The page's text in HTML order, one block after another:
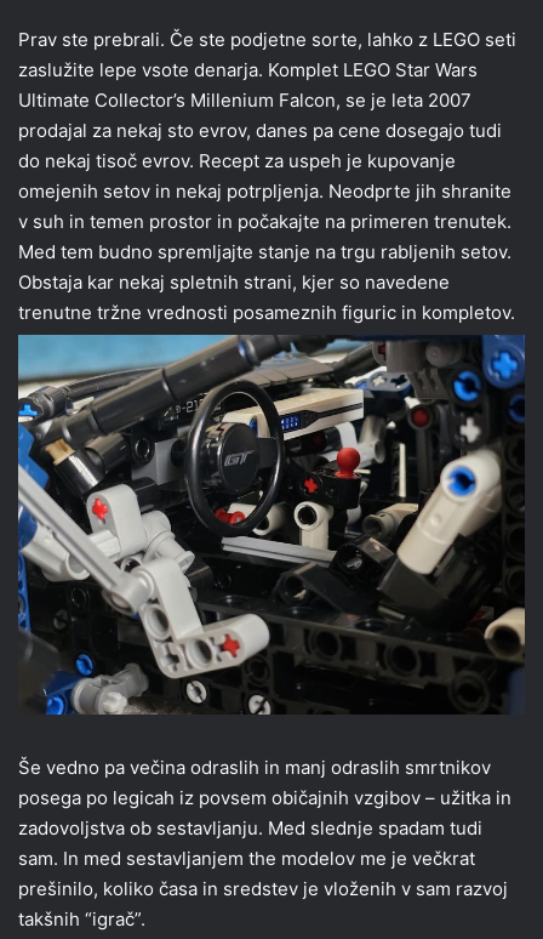
Prav ste prebrali. Če ste podjetne sorte, lahko z LEGO seti
zaslužite lepe vsote denarja. Komplet LEGO Star Wars
Ultimate Collector’s Millenium Falcon, se je leta 2007
prodajal za nekaj sto evrov, danes pa cene dosegajo tudi
do nekaj tisoč evrov. Recept za uspeh je kupovanje
omejenih setov in nekaj potrpljenja. Neodprte jih shranite
v suh in temen prostor in počakajte na primeren trenutek.
Med tem budno spremljajte stanje na trgu rabljenih setov.
Obstaja kar nekaj spletnih strani, kjer so navedene
trenutne tržne vrednosti posameznih figuric in kompletov.
Še vedno pa večina odraslih in manj odraslih smrtnikov
posega po legicah iz povsem običajnih vzgibov – užitka in
zadovoljstva ob sestavljanju. Med slednje spadam tudi
sam. In med sestavljanjem the modelov me je večkrat
prešinilo, koliko časa in sredstev je vloženih v sam razvoj
takšnih “igrač”.